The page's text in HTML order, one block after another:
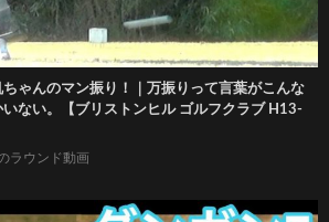
ちゃんのマン振り！｜万振りって言葉がこんな
ない。【ブリストンヒル ゴルフクラブ H13-
ラウンド動画